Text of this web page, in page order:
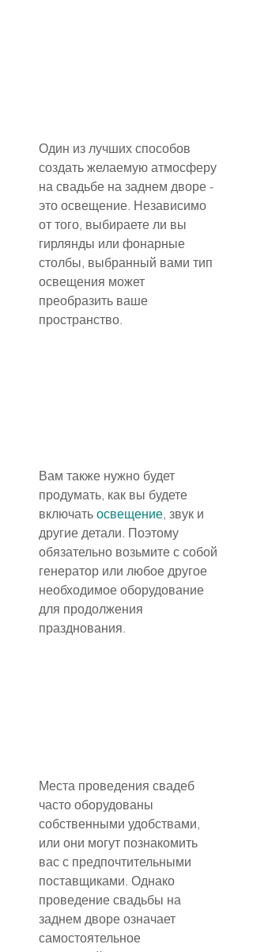
Один из лучших способов
создать желаемую атмосферу
на свадьбе на заднем дворе -
это освещение. Независимо
от того, выбираете ли вы
гирлянды или фонарные
столбы, выбранный вами тип
освещения может
преобразить ваше
пространство.
Вам также нужно будет
продумать, как вы будете
включать освещение, звук и
другие детали. Поэтому
обязательно возьмите с собой
генератор или любое другое
необходимое оборудование
для продолжения
празднования.
Места проведения свадеб
часто оборудованы
собственными удобствами,
или они могут познакомить
вас с предпочтительными
поставщиками. Однако
проведение свадьбы на
заднем дворе означает
самостоятельное